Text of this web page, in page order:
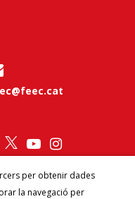
per obtenir dades
la navegació per